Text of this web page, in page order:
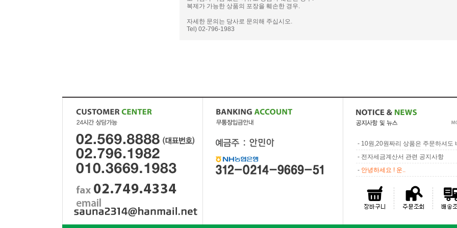
복제가 가능한 상품의 포장을 훼손한 경우.
자세한 문의는 당사로 문의해 주십시오.
Tel) 02-796-1983
- 10원,20원짜리 상품은 주문하셔도
- 전자세금계산서 관련 공지사항
- 안녕하세요 ! 운..